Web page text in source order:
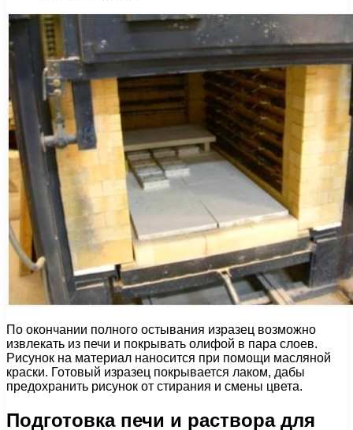
По окончании полного остывания изразец возможно
извлекать из печи и покрывать олифой в пара слоев.
Рисунок на материал наносится при помощи масляной
краски. Готовый изразец покрывается лаком, дабы
предохранить рисунок от стирания и смены цвета.
Подготовка печи и раствора для